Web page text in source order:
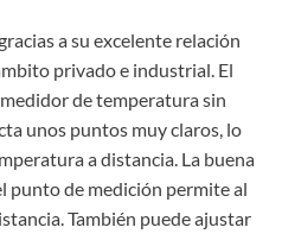
a su excelente relación
privado e industrial. El
de temperatura sin
unos puntos muy claros, lo
a distancia. La buena
punto de medición permite al
También puede ajustar